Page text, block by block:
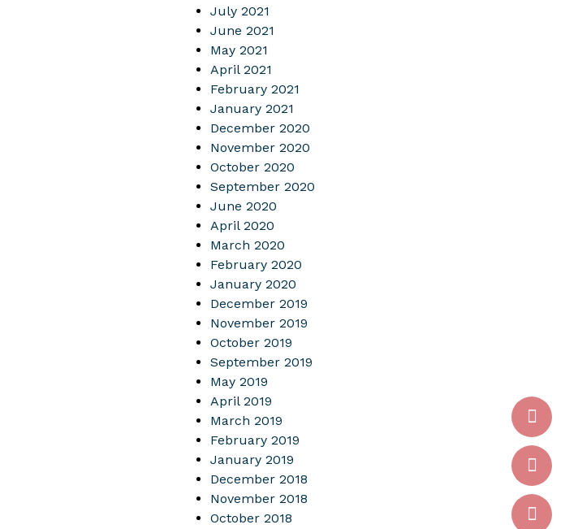
July 2021
June 2021
May 2021
April 2021
February 2021
January 2021
December 2020
November 2020
October 2020
September 2020
June 2020
April 2020
March 2020
February 2020
January 2020
December 2019
November 2019
October 2019
September 2019
May 2019
April 2019
March 2019
February 2019
January 2019
December 2018
November 2018
October 2018